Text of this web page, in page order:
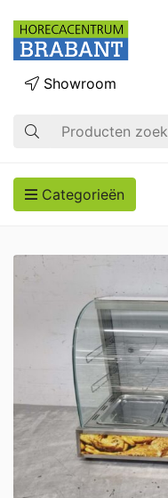
Zoek op
Showroom
Categorieën